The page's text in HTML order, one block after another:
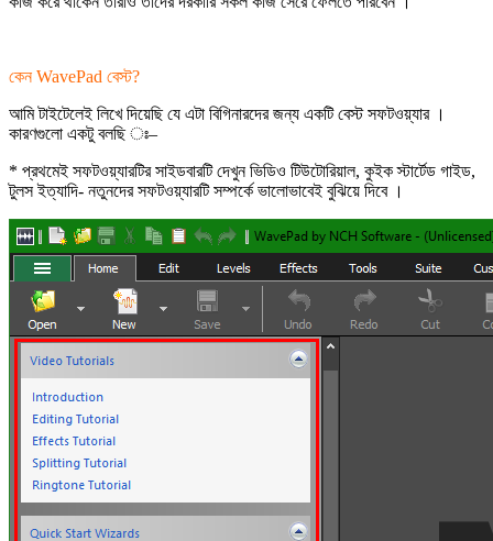
কেন WavePad বেস্ট?
আমি টাইটেলেই লিখে দিয়েছি যে এটা বিগিনারদের জন্য একটি বেস্ট সফটওয়্যার ।
কারণগুলো একটু বলছি ঃ–
* প্রথমেই সফটওয়্যারটির সাইডবারটি দেখুন ভিডিও টিউটোরিয়াল, কুইক স্টার্টেড গাইড,
টুলস ইত্যাদি- নতুনদের সফটওয়্যারটি সম্পর্কে ভালোভাবেই বুঝিয়ে দিবে ।